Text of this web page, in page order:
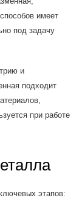
имеет
под задачу
и
подходит
при работе
этапов: